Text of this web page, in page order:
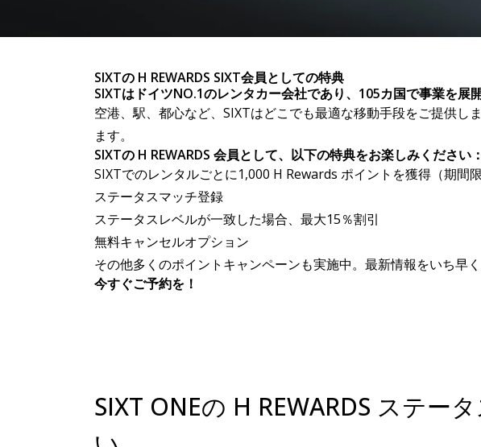
レンタルするた
られます
1,000 H Rewards ポイント＆最大15％オフ
SIXTの H REWARDS SIXT会員としての特典
SIXTはドイツNO.1のレンタカー会社であり、105カ国で事業を展
空港、駅、都心など、SIXTはどこでも最適な移動手段をご提供
ます。
SIXTの H REWARDS 会員として、以下の特典をお楽しみください：
SIXTでのレンタルごとに1,000 H Rewards ポイントを獲得（期間
ステータスマッチ登録
ステータスレベルが一致した場合、最大15％割引
無料キャンセルオプション
その他多くのポイントキャンペーンも実施中。最新情報をいち早
今すぐご予約を！
SIXT ONEの H REWARDS ステー